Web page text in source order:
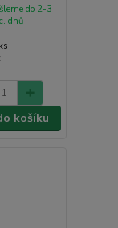
do 2-3
dnů
košíku